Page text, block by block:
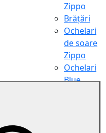
Zippo
Brățări
Ochelari
de soare
Zippo
Ochelari
Blue